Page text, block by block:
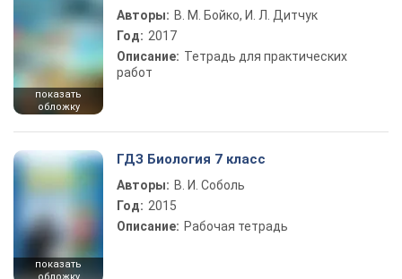
показать
обложку
Авторы: В. М. Бойко, И. Л. Дитчук
Год: 2017
Описание: Тетрадь для практических
работ
показать
ГДЗ Биология 7 класс
Авторы: В. И. Соболь
Год: 2015
Описание: Рабочая тетрадь